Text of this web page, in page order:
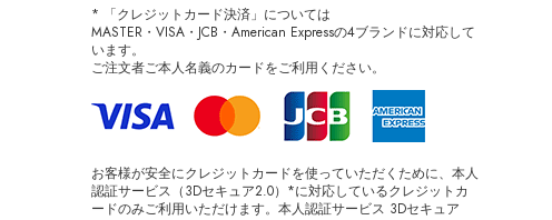
* 「クレジットカード決済」については
MASTER・VISA・JCB・American Expressの4ブランドに対応して
います。
ご注文者ご本人名義のカードをご利用ください。
お客様が安全にクレジットカードを使っていただくために、本人
認証サービス（3Dセキュア2.0）*に対応しているクレジットカ
ードのみご利用いただけます。本人認証サービス 3Dセキュア